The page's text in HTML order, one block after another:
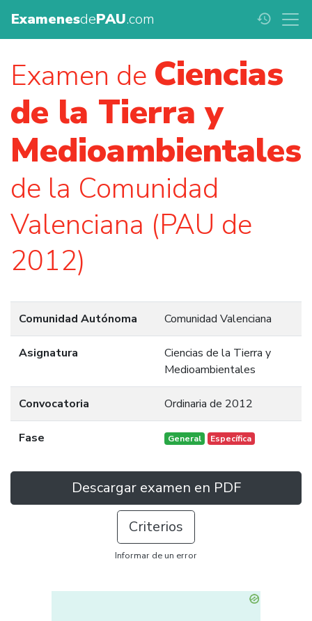
ExamenesdePAU.com history
Examen de Ciencias
de la Tierra y
Medioambientales
de la Comunidad
Valenciana (PAU de
2012)
Comunidad Autónoma Comunidad Valenciana
Asignatura
Ciencias de la Tierra y
Medioambientales
Convocatoria Ordinaria de 2012
Fase General Específica
Descargar examen en PDF
Criterios
Informar de un error